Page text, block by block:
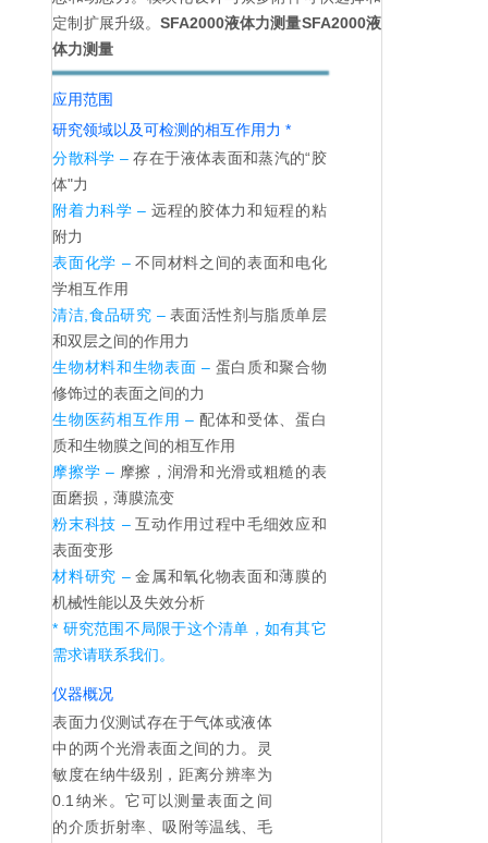
定制扩展升级。 SFA2000液体力测量SFA2000液
体力测量
应用范围
研究领域以及可检测的相互作用力 *
分散科学 –存在于液体表面和蒸汽的“胶
体"力
附着力科学 –远程的胶体力和短程的粘
附力
表面化学 –不同材料之间的表面和电化
学相互作用
清洁,食品研究 – 表面活性剂与脂质单层
和双层之间的作用力
生物材料和生物表面 – 蛋白质和聚合物
修饰过的表面之间的力
生物医药相互作用 – 配体和受体、蛋白
质和生物膜之间的相互作用
摩擦学 – 摩擦，润滑和光滑或粗糙的表
面磨损，薄膜流变
粉末科技 –互动作用过程中毛细效应和
表面变形
材料研究 –金属和氧化物表面和薄膜的
机械性能以及失效分析
* 研究范围不局限于这个清单，如有其它
需求请联系我们。
仪器概况
表面力仪测试存在于气体或液体
中的两个光滑表面之间的力。灵
敏度在纳牛级别，距离分辨率为
0.1纳米。它可以测量表面之间
的介质折射率、吸附等温线、毛